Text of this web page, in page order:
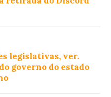
legislativas, ver.
governo do estado